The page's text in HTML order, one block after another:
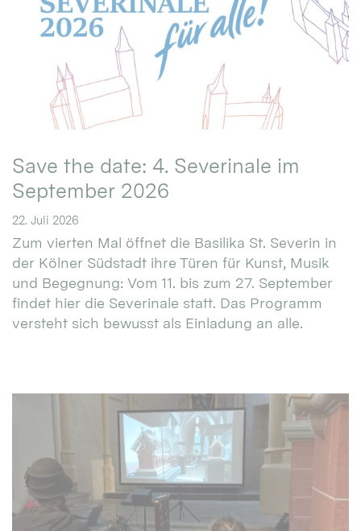
Save the date: 4. Severinale im
September 2026
22. Juli 2026
Zum vierten Mal öffnet die Basilika St. Severin in
der Kölner Südstadt ihre Türen für Kunst, Musik
und Begegnung: Vom 11. bis zum 27. September
findet hier die Severinale statt. Das Programm
versteht sich bewusst als Einladung an alle.